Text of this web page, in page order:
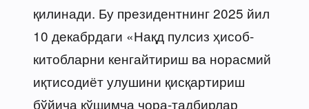
қилинади. Бу президентнинг 2025 йил
10 декабрдаги «Нақд пулсиз ҳисоб-
китобларни кенгайтириш ва норасмий
иқтисодиёт улушини қисқартириш
бўйича қўшимча чора-тадбирлар